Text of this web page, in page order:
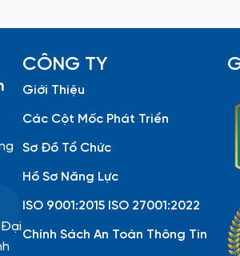
Đại
CÔNG TY
Giới Thiệu
Các Cột Mốc Phát Triển
Sơ Đồ Tổ Chức
Hồ Sơ Năng Lực
ISO 9001:2015 ISO 27001:2022
Chính Sách An Toàn Thông Tin